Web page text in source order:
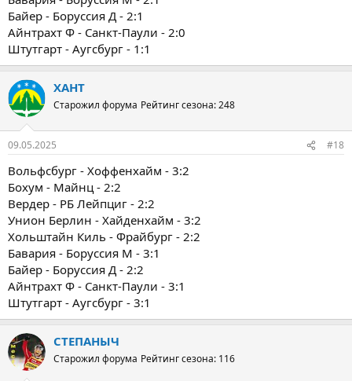
Байер - Боруссия Д - 2:1
Айнтрахт Ф - Санкт-Паули - 2:0
Штутгарт - Аугсбург - 1:1
ХАНТ
Старожил форума Рейтинг сезона: 248
09.05.2025 #18
Вольфсбург - Хоффенхайм - 3:2
Бохум - Майнц - 2:2
Вердер - РБ Лейпциг - 2:2
Унион Берлин - Хайденхайм - 3:2
Хольштайн Киль - Фрайбург - 2:2
Бавария - Боруссия М - 3:1
Байер - Боруссия Д - 2:2
Айнтрахт Ф - Санкт-Паули - 3:1
Штутгарт - Аугсбург - 3:1
СТЕПАНЫЧ
Старожил форума Рейтинг сезона: 116